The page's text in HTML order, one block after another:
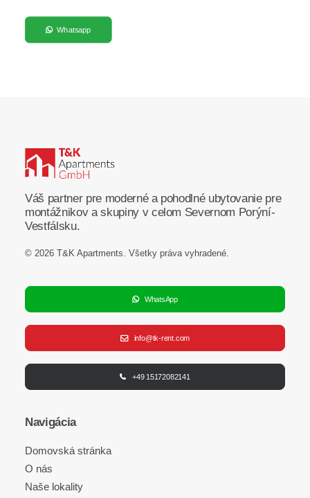
Whatsapp
Váš partner pre moderné a pohodlné ubytovanie pre
montážnikov a skupiny v celom Severnom Porýní-
Vestfálsku.
© 2026 T&K Apartments. Všetky práva vyhradené.
WhatsApp
info@tk-rent.com
+49 15172082141
Navigácia
Domovská stránka
O nás
Naše lokality